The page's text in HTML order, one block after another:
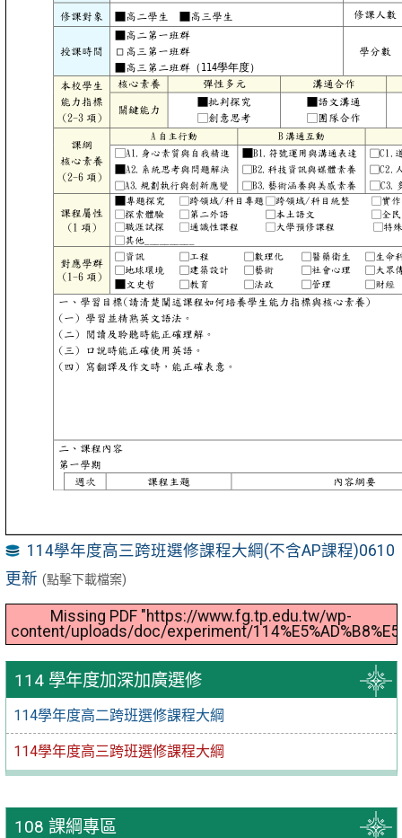
114 學年度加深加廣選修
114學年度高二跨班選修課程大綱
114學年度高三跨班選修課程大綱
108 課綱專區
114學年度高三跨班選修課程大綱(不含AP課程)0610
更新 (點擊下載檔案)
Missing PDF "https://www.fg.tp.edu.tw/wp-
content/uploads/doc/experiment/